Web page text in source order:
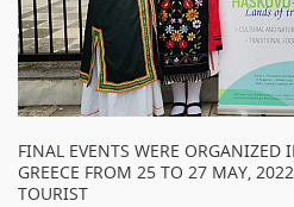
FINAL EVENTS WERE ORGANIZED
GREECE FROM 25 TO 27 MAY,
TOURIST